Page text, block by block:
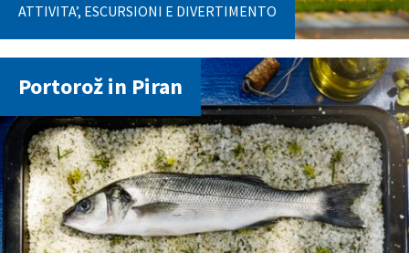
ATTIVITA’, ESCURSIONI E DIVERTIMENTO
Portorož in Piran